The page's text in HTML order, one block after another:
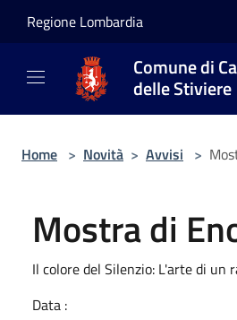
Regione Lombardia
Comune di
delle Stiviere
Home > Novità > Avvisi >
Mostra di
Il colore del Silenzio: L'arte di un
Data :